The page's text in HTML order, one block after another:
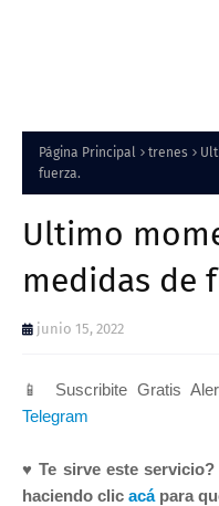
Página Principal trenes
fuerza.
Ultimo
medidas de
junio 15, 2022
📱 Suscribite Gratis
Telegram
♥ Te sirve este
haciendo clic acápara